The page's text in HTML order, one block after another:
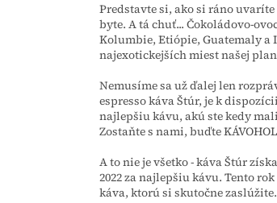
Predstavte si, ako si ráno
byte. A tá chuť... Čokoládovo-
Kolumbie, Etiópie, Guatemaly a
najexotickejších miest našej
Nemusíme sa už ďalej len
espresso káva Štúr, je k
najlepšiu kávu, akú ste kedy
Zostaňte s nami, buďte
A to nie je všetko - káva Štúr
2022 za najlepšiu kávu. Tento
káva, ktorú si skutočne zaslúžite.